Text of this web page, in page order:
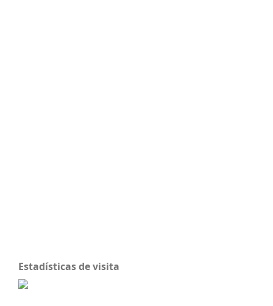
Estadísticas de visita